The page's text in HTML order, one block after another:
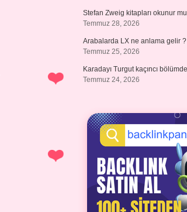
Stefan Zweig kitapları okunur
Temmuz 28, 2026
Arabalarda LX ne anlama gelir ?
Temmuz 25, 2026
Karadayı Turgut kaçıncı
Temmuz 24, 2026